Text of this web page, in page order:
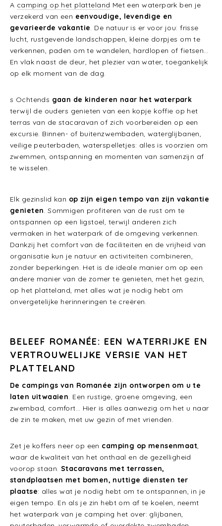
A camping op het platteland Met een waterpark ben je
verzekerd van een eenvoudige, levendige en
gevarieerde vakantie. De natuur is er voor jou: frisse
lucht, rustgevende landschappen, kleine dorpjes om te
verkennen, paden om te wandelen, hardlopen of fietsen…
En vlak naast de deur, het plezier van water, toegankelijk
op elk moment van de dag.
s Ochtends gaan de kinderen naar het waterpark
terwijl de ouders genieten van een kopje koffie op het
terras van de stacaravan of zich voorbereiden op een
excursie. Binnen- of buitenzwembaden, waterglijbanen,
veilige peuterbaden, waterspelletjes: alles is voorzien om
zwemmen, ontspanning en momenten van samenzijn af
te wisselen.
Elk gezinslid kan op zijn eigen tempo van zijn vakantie
genieten. Sommigen profiteren van de rust om te
ontspannen op een ligstoel, terwijl anderen zich
vermaken in het waterpark of de omgeving verkennen.
Dankzij het comfort van de faciliteiten en de vrijheid van
organisatie kun je natuur en activiteiten combineren,
zonder beperkingen. Het is de ideale manier om op een
andere manier van de zomer te genieten, met het gezin,
op het platteland, met alles wat je nodig hebt om
onvergetelijke herinneringen te creëren.
BELEEF ROMANÉE: EEN WATERRIJKE EN
VERTROUWELIJKE VERSIE VAN HET
PLATTELAND
De campings van Romanée zijn ontworpen om u te
laten uitwaaien. Een rustige, groene omgeving, een
zwembad, comfort… Hier is alles aanwezig om het u naar
de zin te maken, met uw gezin of met vrienden.
Zet je koffers neer op een camping op mensenmaat,
waar de kwaliteit van het onthaal en de gezelligheid
voorop staan. Stacaravans met terrassen,
standplaatsen met bomen, nuttige diensten ter
plaatse: alles wat je nodig hebt om te ontspannen, in je
eigen tempo. En als je zin hebt om af te koelen, neemt
het waterpark van je camping het over: glijbanen,